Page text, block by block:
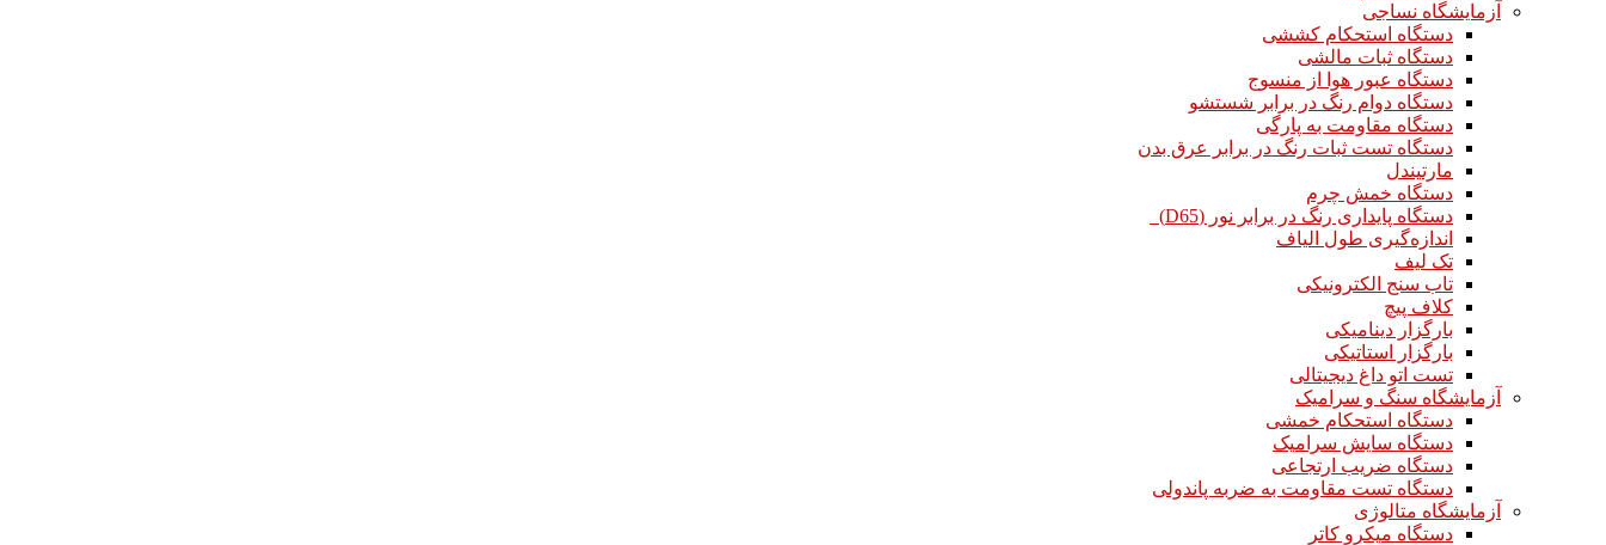
آزمایشگاه نساجی
دستگاه استحکام کششی
دستگاه ثبات مالشی
دستگاه عبور هوا از منسوج
دستگاه دوام رنگ در برابر شستشو
دستگاه مقاومت به پارگی
دستگاه تست ثبات رنگ در برابر عرق بدن
مارتیندل
دستگاه خمش چرم
دستگاه پایداری رنگ در برابر نور (D65)
اندازه‌گیری طول الیاف
تک لیف
تاب سنج الکترونیکی
کلاف پیچ
بارگزار دینامیکی
بارگزار استاتیکی
تست اتو داغ دیجیتالی
آزمایشگاه سنگ و سرامیک
دستگاه استحکام خمشی
دستگاه سایش سرامیک
دستگاه ضریب ارتجاعی
دستگاه تست مقاومت به ضربه پاندولی
آزمایشگاه متالوژی
دستگاه میکرو کاتر